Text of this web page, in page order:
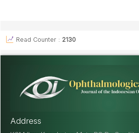
Read Counter : 2130
Address